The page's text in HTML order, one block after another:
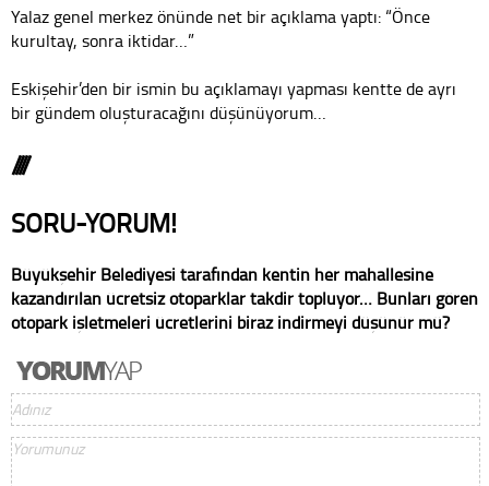
Yalaz genel merkez önünde net bir açıklama yaptı: “Önce
kurultay, sonra iktidar…”
Eskişehir’den bir ismin bu açıklamayı yapması kentte de ayrı
bir gündem oluşturacağını düşünüyorum…
////
SORU-YORUM!
Büyükşehir Belediyesi tarafından kentin her mahallesine
kazandırılan ücretsiz otoparklar takdir topluyor… Bunları gören
otopark işletmeleri ücretlerini biraz indirmeyi düşünür mü?